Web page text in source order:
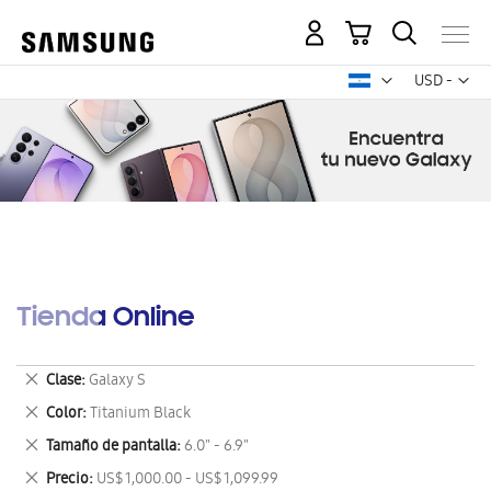
USD -
dólar
Mi carrito
Tienda Online
Clase Galaxy S
Eliminar
este
artículo
Color Titanium Black
Eliminar
este
artículo
Tamaño de pantalla 6.0" - 6.9"
Eliminar
este
Precio US$ 1,000.00 - US$ 1,099.99
Eliminar